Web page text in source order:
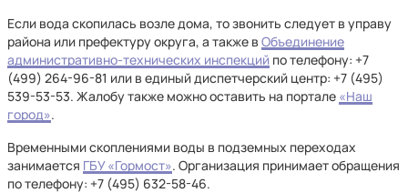
Если вода скопилась возле дома, то звонить следует в управу
района или префектуру округа, а также в Объединение
административно-технических инспекций по телефону: +7
(499) 264-96-81 или в единый диспетчерский центр: +7 (495)
539-53-53. Жалобу также можно оставить на портале «Наш
город».
Временными скоплениями воды в подземных переходах
занимается ГБУ «Гормост». Организация принимает обращения
по телефону: +7 (495) 632-58-46.